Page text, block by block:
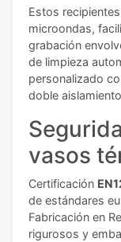
Estos
microondas,
grabación
de limpieza
personalizado
doble
vasos
Certificación
de estándares
Fabricación en
rigurosos y